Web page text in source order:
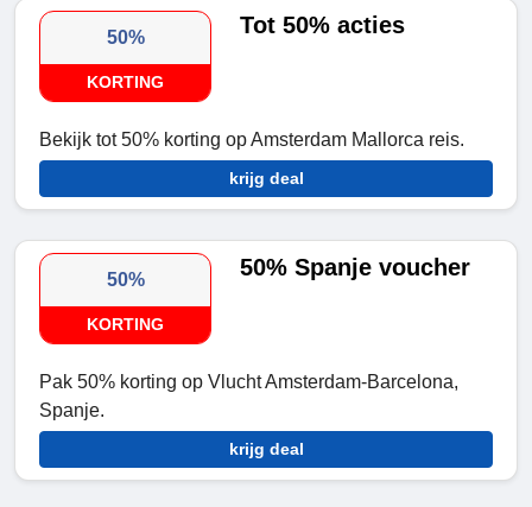
50%
KORTING
Tot 50% acties
Bekijk tot 50% korting op Amsterdam Mallorca reis.
krijg deal
50%
KORTING
50% Spanje voucher
Pak 50% korting op Vlucht Amsterdam-Barcelona,
Spanje.
krijg deal